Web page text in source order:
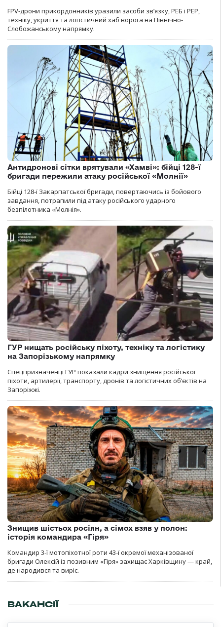
FPV-дрони прикордонників уразили засоби зв’язку, РЕБ і РЕР,
техніку, укриття та логістичний хаб ворога на Північно-
Слобожанському напрямку.
Антидронові сітки врятували «Хамві»: бійці 128-ї
бригади пережили атаку російської «Молнії»
Бійці 128-ї Закарпатської бригади, повертаючись із бойового
завдання, потрапили під атаку російського ударного
безпілотника «Молнія».
ГУР нищать російську піхоту, техніку та логістику
на Запорізькому напрямку
Спецпризначенці ГУР показали кадри знищення російської
піхоти, артилерії, транспорту, дронів та логістичних об’єктів на
Запоріжжі.
Знищив шістьох росіян, а сімох взяв у полон:
історія командира «Гіря»
Командир 3-ї мотопіхотної роти 43-ї окремої механізованої
бригади Олексій із позивним «Гіря» захищає Харківщину — край,
де народився та виріс.
ВАКАНСІЇ